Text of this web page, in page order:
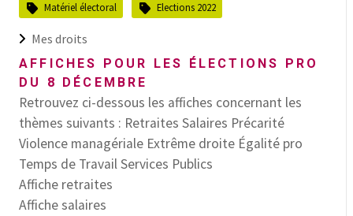
Matériel électoral Elections 2022
Mes droits
AFFICHES POUR LES ÉLECTIONS PRO
DU 8 DÉCEMBRE
Retrouvez ci-dessous les affiches concernant les
thèmes suivants : Retraites Salaires Précarité
Violence managériale Extrême droite Égalité pro
Temps de Travail Services Publics
Affiche retraites
Affiche salaires